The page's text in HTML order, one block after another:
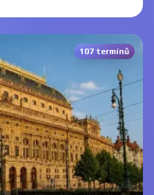
107 termínů